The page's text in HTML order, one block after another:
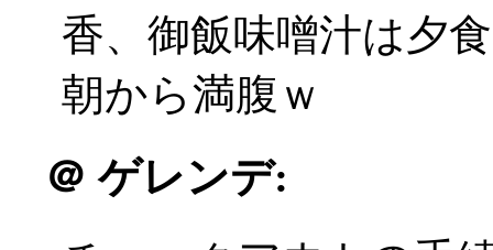
香、御飯味噌汁は夕
朝から満腹ｗ
＠ ゲレンデ: